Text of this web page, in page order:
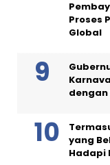
Proses
Global
yang
Hadapi